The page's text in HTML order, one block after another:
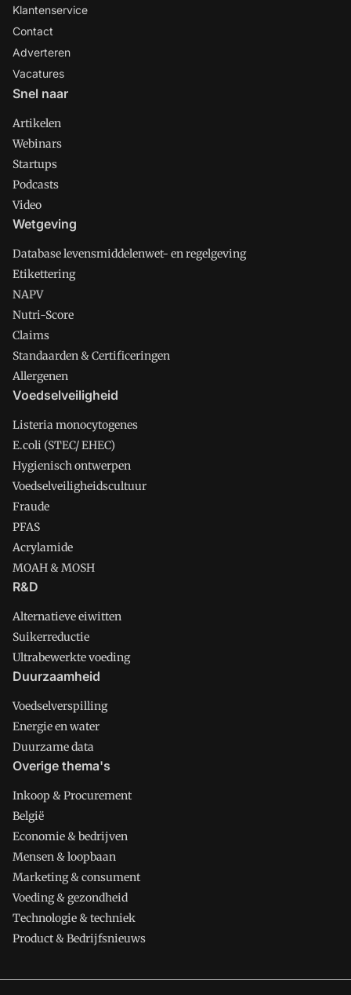
Klantenservice
Contact
Adverteren
Vacatures
Snel naar
Artikelen
Webinars
Startups
Podcasts
Video
Wetgeving
Database levensmiddelenwet- en regelgeving
Etikettering
NAPV
Nutri-Score
Claims
Standaarden & Certificeringen
Allergenen
Voedselveiligheid
Listeria monocytogenes
E.coli (STEC/ EHEC)
Hygienisch ontwerpen
Voedselveiligheidscultuur
Fraude
PFAS
Acrylamide
MOAH & MOSH
R&D
Alternatieve eiwitten
Suikerreductie
Ultrabewerkte voeding
Duurzaamheid
Voedselverspilling
Energie en water
Duurzame data
Overige thema's
Inkoop & Procurement
België
Economie & bedrijven
Mensen & loopbaan
Marketing & consument
Voeding & gezondheid
Technologie & techniek
Product & Bedrijfsnieuws